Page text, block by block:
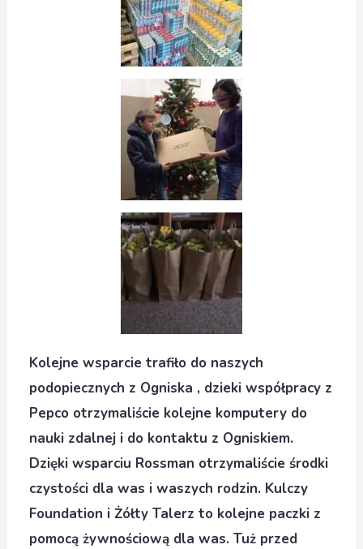
Kolejne wsparcie trafiło do naszych
podopiecznych z Ogniska , dzieki współpracy z
Pepco otrzymaliście kolejne komputery do
nauki zdalnej i do kontaktu z Ogniskiem.
Dzięki wsparciu Rossman otrzymaliście środki
czystości dla was i waszych rodzin. Kulczy
Foundation i Żółty Talerz to kolejne paczki z
pomocą żywnościową dla was. Tuż przed